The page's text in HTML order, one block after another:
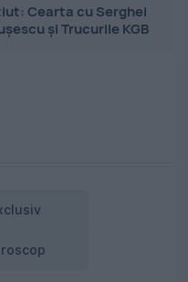
Cearta cu Serghei
și Trucurile KGB